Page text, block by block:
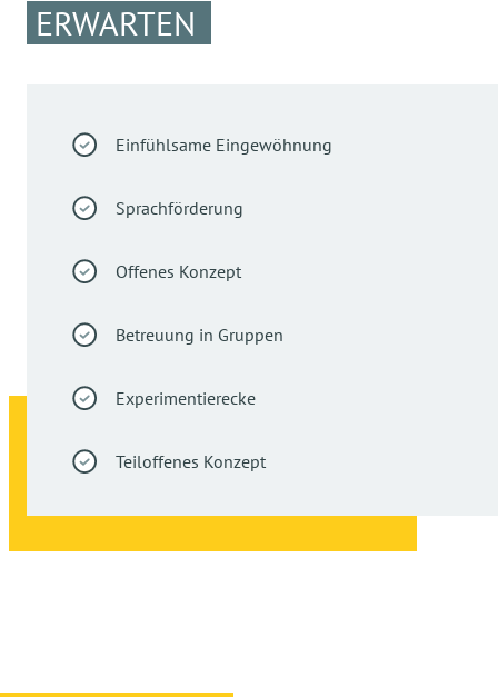
ERWARTEN
Einfühlsame Eingewöhnung
Sprachförderung
Offenes Konzept
Betreuung in Gruppen
Experimentierecke
Teiloffenes Konzept